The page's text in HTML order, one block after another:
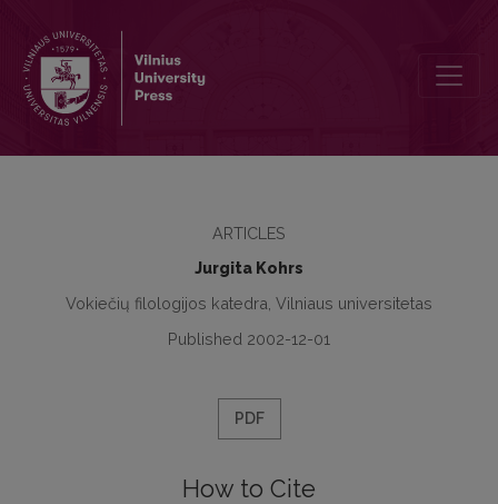
ARTICLES
Jurgita Kohrs
Vokiečių filologijos katedra, Vilniaus universitetas
Published 2002-12-01
PDF
How to Cite